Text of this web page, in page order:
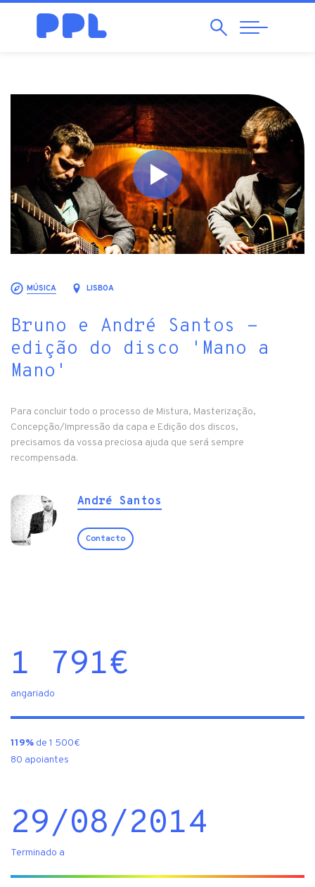
Pesquisar
Abrir
Navegação
MÚSICA LISBOA
Bruno e André Santos -
edição do disco 'Mano a
Mano'
Para concluir todo o processo de Mistura, Masterização,
Concepção/Impressão da capa e Edição dos discos,
precisamos da vossa preciosa ajuda que será sempre
recompensada.
André Santos
Contacto
1 791€
angariado
119% de 1 500€
80 apoiantes
29/08/2014
Terminado a